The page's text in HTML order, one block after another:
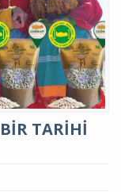
TARİHİ